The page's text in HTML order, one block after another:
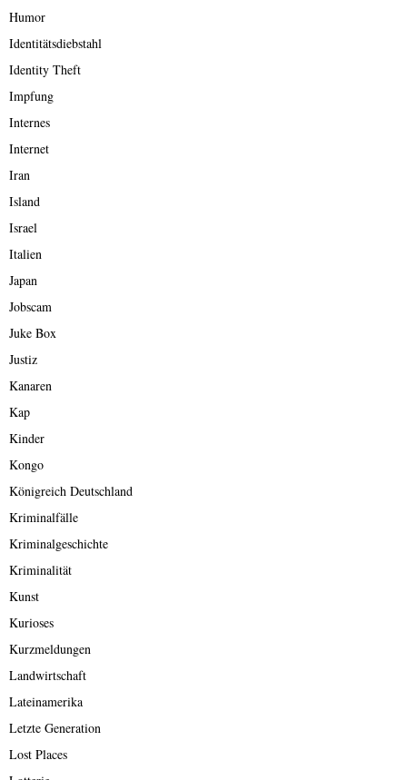
Humor
Identitätsdiebstahl
Identity Theft
Impfung
Internes
Internet
Iran
Island
Israel
Italien
Japan
Jobscam
Juke Box
Justiz
Kanaren
Kap
Kinder
Kongo
Königreich Deutschland
Kriminalfälle
Kriminalgeschichte
Kriminalität
Kunst
Kurioses
Kurzmeldungen
Landwirtschaft
Lateinamerika
Letzte Generation
Lost Places